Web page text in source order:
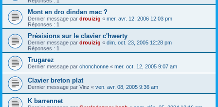
Mont en dro dindan mac ?
Dernier message par drouizig « mer. avr. 12, 2006 12:03 pm
Réponses : 1
Présisions sur le clavier c'hwerty
Dernier message par drouizig « dim. oct. 23, 2005 12:28 pm
Réponses : 1
Trugarez
Dernier message par chonchonne « mer. oct. 12, 2005 9:07 am
Clavier breton plat
Dernier message par Vinz « ven. avr. 08, 2005 9:36 am
K barrennet